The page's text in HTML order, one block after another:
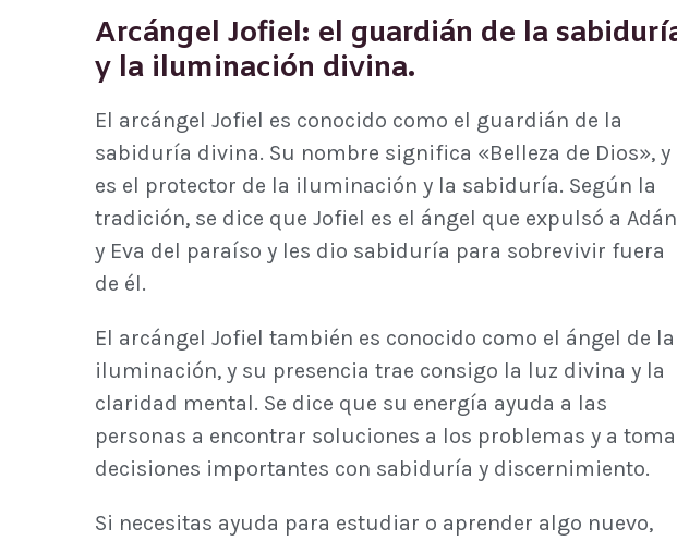
Arcángel Jofiel: el guardián de la
y la iluminación divina.
El arcángel Jofiel es conocido como el guardián de la
sabiduría divina. Su nombre significa «Belleza de Dios», y
es el protector de la iluminación y la sabiduría. Según la
tradición, se dice que Jofiel es el ángel que expulsó a Adán
y Eva del paraíso y les dio sabiduría para sobrevivir fuera
de él.
El arcángel Jofiel también es conocido como el ángel de la
iluminación, y su presencia trae consigo la luz divina y la
claridad mental. Se dice que su energía ayuda a las
personas a encontrar soluciones a los problemas y a
decisiones importantes con sabiduría y discernimiento.
Si necesitas ayuda para estudiar o aprender algo nuevo,